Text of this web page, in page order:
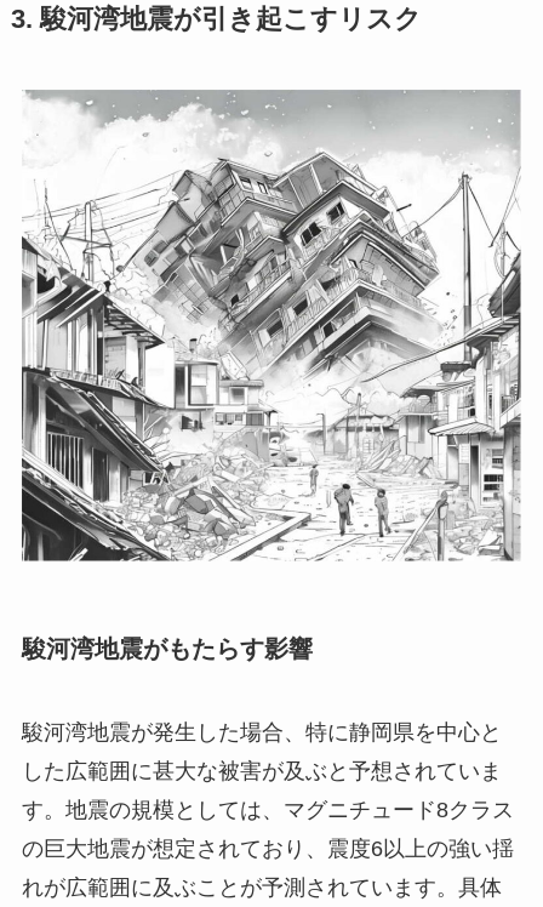
3. 駿河湾地震が引き起こすリスク
駿河湾地震がもたらす影響
駿河湾地震が発生した場合、特に静岡県を中心と
した広範囲に甚大な被害が及ぶと予想されていま
す。地震の規模としては、マグニチュード8クラス
の巨大地震が想定されており、震度6以上の強い揺
れが広範囲に及ぶことが予測されています。具体